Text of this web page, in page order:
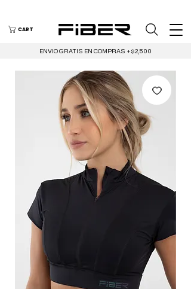
CART
ENVIO GRATIS EN COMPRAS +$2,500